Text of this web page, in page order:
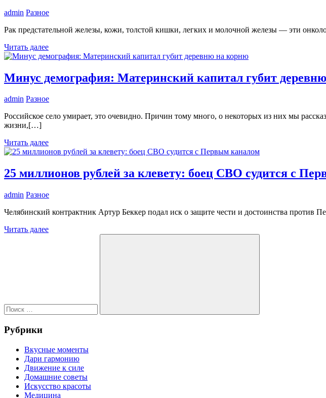
admin Разное
Рак предстательной железы, кожи, толстой кишки, легких и молочной железы — эти
Читать далее
Минус демография: Материнский капитал губит
admin Разное
Российское село умирает, это очевидно. Причин тому много, о некоторых из них мы
жизни,[…]
Читать далее
25 миллионов рублей за клевету: боец СВО судится с
admin Разное
Челябинский контрактник Артур Беккер подал иск о защите чести и достоинства
Читать далее
Поиск
Рубрики
Вкусные моменты
Дари гармонию
Движение к силе
Домашние советы
Искусство красоты
Медицина